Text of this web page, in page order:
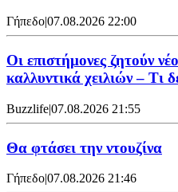
Γήπεδο|07.08.2026 22:00
Οι επιστήμονες ζητούν
καλλυντικά χειλιών – Τι
Buzzlife|07.08.2026 21:55
Θα φτάσει την ντουζίνα
Γήπεδο|07.08.2026 21:46